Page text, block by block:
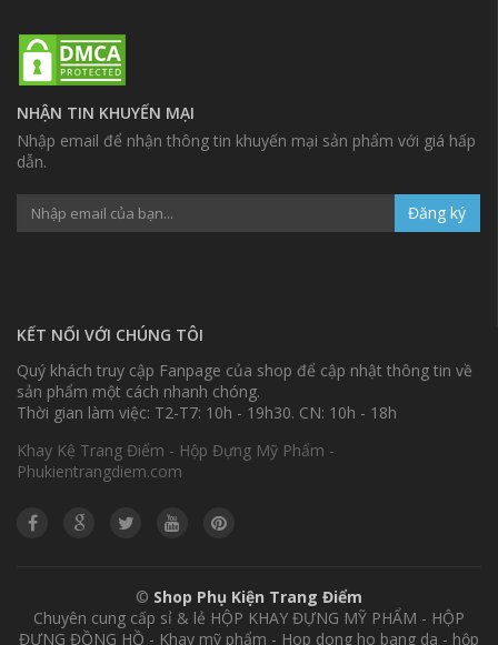
NHẬN TIN KHUYẾN MẠI
Nhập email để nhận thông tin khuyến mại sản phẩm với giá hấp
dẫn.
Đăng ký
KẾT NỐI VỚI CHÚNG TÔI
Quý khách truy cập Fanpage của shop để cập nhật thông tin về
sản phẩm một cách nhanh chóng.
Thời gian làm việc: T2-T7: 10h - 19h30. CN: 10h - 18h
Khay Kệ Trang Điểm - Hộp Đựng Mỹ Phẩm -
Phukientrangdiem.com
© Shop Phụ Kiện Trang Điểm
Chuyên cung cấp sỉ & lẻ HỘP KHAY ĐỰNG MỸ PHẨM - HỘP
ĐỰNG ĐỒNG HỒ - Khay mỹ phẩm - Hop dong ho bang da - hộp